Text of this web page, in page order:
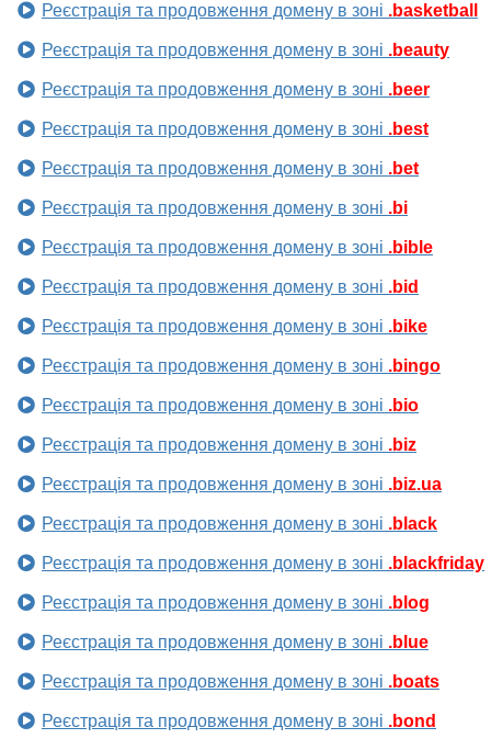
Реєстрація та продовження домену в зоні .basketball
Реєстрація та продовження домену в зоні .beauty
Реєстрація та продовження домену в зоні .beer
Реєстрація та продовження домену в зоні .best
Реєстрація та продовження домену в зоні .bet
Реєстрація та продовження домену в зоні .bi
Реєстрація та продовження домену в зоні .bible
Реєстрація та продовження домену в зоні .bid
Реєстрація та продовження домену в зоні .bike
Реєстрація та продовження домену в зоні .bingo
Реєстрація та продовження домену в зоні .bio
Реєстрація та продовження домену в зоні .biz
Реєстрація та продовження домену в зоні .biz.ua
Реєстрація та продовження домену в зоні .black
Реєстрація та продовження домену в зоні .blackfriday
Реєстрація та продовження домену в зоні .blog
Реєстрація та продовження домену в зоні .blue
Реєстрація та продовження домену в зоні .boats
Реєстрація та продовження домену в зоні .bond